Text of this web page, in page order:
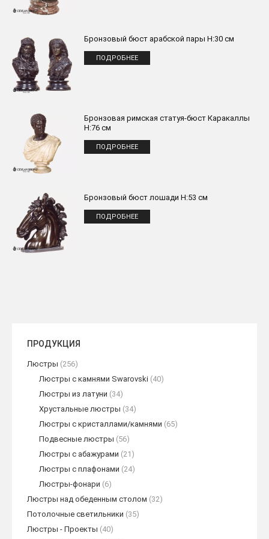
Бронзовый бюст арабской пары H:30 см
ПОДРОБНЕЕ
Бронзовая римская статуя-бюст Каракаллы
H:76 см
ПОДРОБНЕЕ
Бронзовый бюст лошади H:53 см
ПОДРОБНЕЕ
ПРОДУКЦИЯ
Люстры (256)
Люстры с камнями Swarovski (40)
Люстры из латуни (34)
Хрустальные люстры (34)
Люстры с кристаллами/камнями (65)
Подвесные люстры (56)
Люстры с абажурами (21)
Люстры с плафонами (24)
Люстры-фонари (6)
Люстры над обеденным столом (32)
Потолочные светильники (35)
Люстры - Проекты (40)